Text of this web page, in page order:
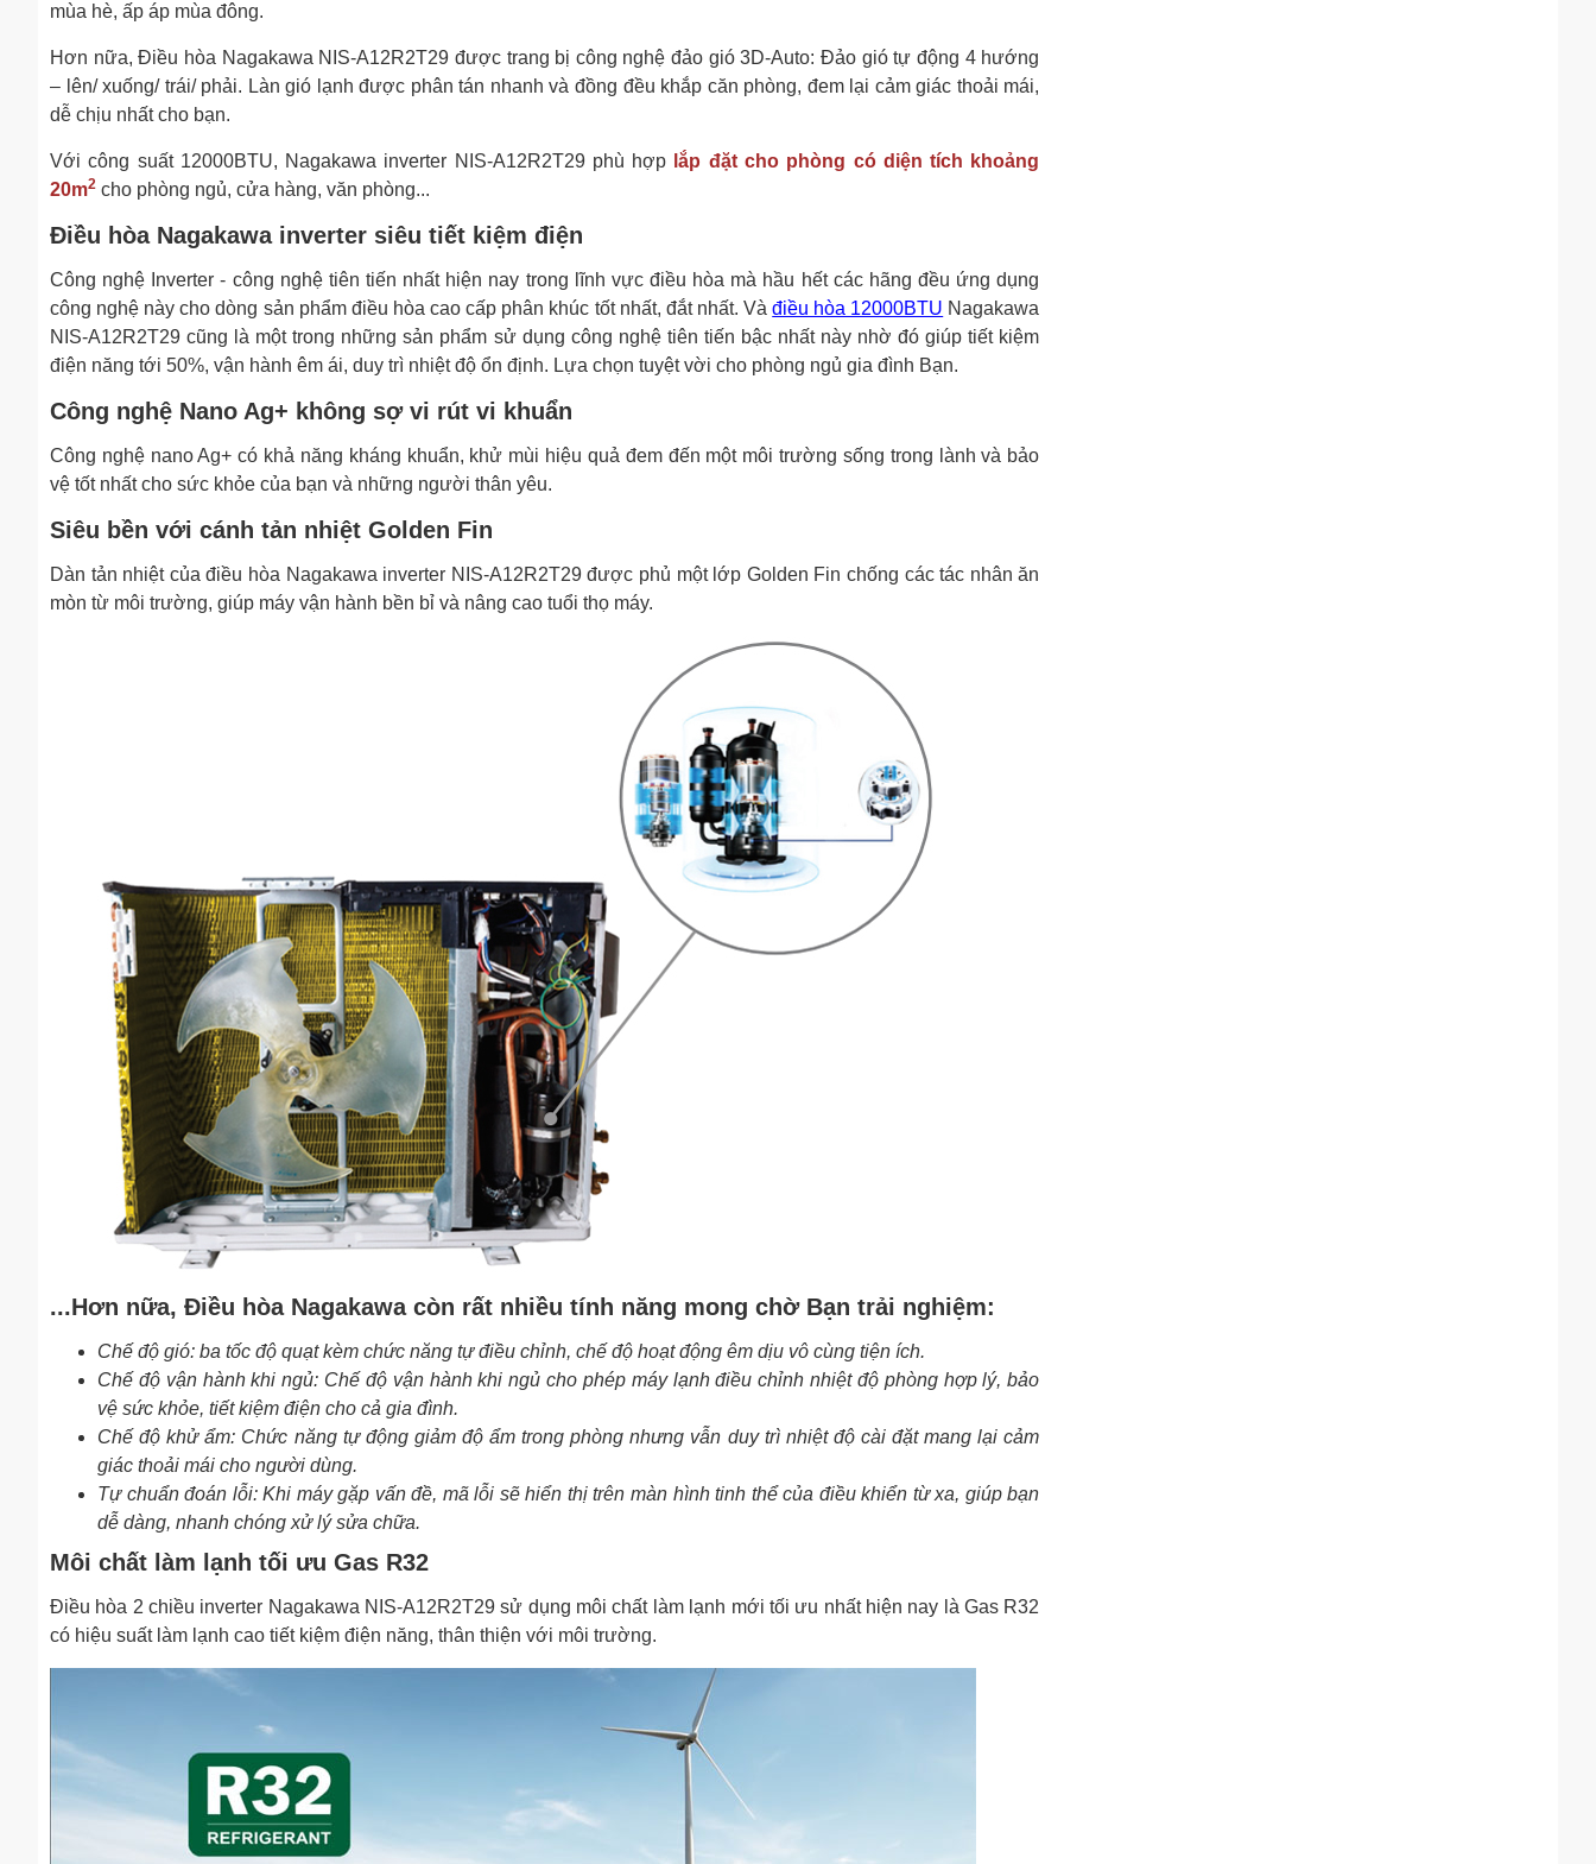
mùa hè, ấp áp mùa đông.
Hơn nữa, Điều hòa Nagakawa NIS-A12R2T29 được trang bị công nghệ đảo gió 3D-Auto: Đảo gió tự động 4 hướng
– lên/ xuống/ trái/ phải. Làn gió lạnh được phân tán nhanh và đồng đều khắp căn phòng, đem lại cảm giác thoải mái,
dễ chịu nhất cho bạn.
Với công suất 12000BTU, Nagakawa inverter NIS-A12R2T29 phù hợp lắp đặt cho phòng có diện tích khoảng
20m2 cho phòng ngủ, cửa hàng, văn phòng...
Điều hòa Nagakawa inverter siêu tiết kiệm điện
Công nghệ Inverter - công nghệ tiên tiến nhất hiện nay trong lĩnh vực điều hòa mà hầu hết các hãng đều ứng dụng
công nghệ này cho dòng sản phẩm điều hòa cao cấp phân khúc tốt nhất, đắt nhất. Vàđiều hòa 12000BTU Nagakawa
NIS-A12R2T29 cũng là một trong những sản phẩm sử dụng công nghệ tiên tiến bậc nhất này nhờ đó giúp tiết kiệm
điện năng tới 50%, vận hành êm ái, duy trì nhiệt độ ổn định. Lựa chọn tuyệt vời cho phòng ngủ gia đình Bạn.
Công nghệ Nano Ag+ không sợ vi rút vi khuẩn
Công nghệ nano Ag+ có khả năng kháng khuẩn, khử mùi hiệu quả đem đến một môi trường sống trong lành và bảo
vệ tốt nhất cho sức khỏe của bạn và những người thân yêu.
Siêu bền với cánh tản nhiệt Golden Fin
Dàn tản nhiệt của điều hòa Nagakawa inverter NIS-A12R2T29 được phủ một lớp Golden Fin chống các tác nhân ăn
mòn từ môi trường, giúp máy vận hành bền bỉ và nâng cao tuổi thọ máy.
...Hơn nữa, Điều hòa Nagakawa còn rất nhiều tính năng mong chờ Bạn trải nghiệm:
Chế độ gió: ba tốc độ quạt kèm chức năng tự điều chỉnh, chế độ hoạt động êm dịu vô cùng tiện ích.
Chế độ vận hành khi ngủ: Chế độ vận hành khi ngủ cho phép máy lạnh điều chỉnh nhiệt độ phòng hợp lý, bảo
vệ sức khỏe, tiết kiệm điện cho cả gia đình.
Chế độ khử ẩm: Chức năng tự động giảm độ ẩm trong phòng nhưng vẫn duy trì nhiệt độ cài đặt mang lại cảm
giác thoải mái cho người dùng.
Tự chuẩn đoán lỗi: Khi máy gặp vấn đề, mã lỗi sẽ hiển thị trên màn hình tinh thể của điều khiển từ xa, giúp bạn
dễ dàng, nhanh chóng xử lý sửa chữa.
Môi chất làm lạnh tối ưu Gas R32
Điều hòa 2 chiều inverter Nagakawa NIS-A12R2T29 sử dụng môi chất làm lạnh mới tối ưu nhất hiện nay là Gas R32
có hiệu suất làm lạnh cao tiết kiệm điện năng, thân thiện với môi trường.